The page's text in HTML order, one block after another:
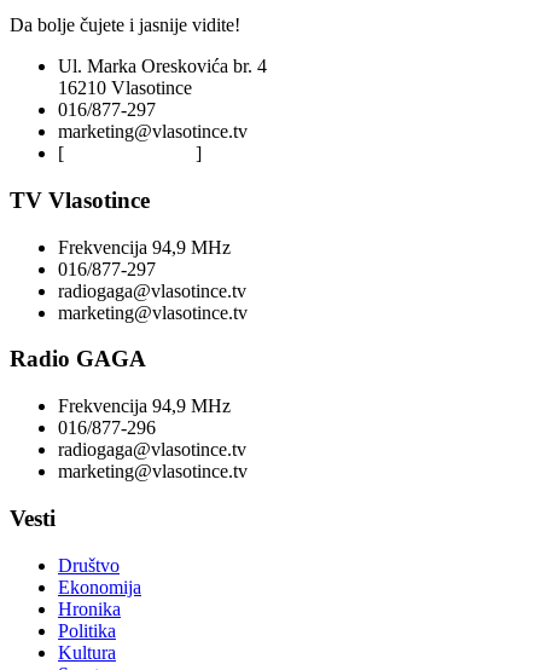
Da bolje čujete i jasnije vidite!
Ul. Marka Oreskovića br. 4
16210 Vlasotince
016/877-297
marketing@vlasotince.tv
[
]
TV Vlasotince
Frekvencija 94,9 MHz
016/877-297
radiogaga@vlasotince.tv
marketing@vlasotince.tv
Radio GAGA
Frekvencija 94,9 MHz
016/877-296
radiogaga@vlasotince.tv
marketing@vlasotince.tv
Vesti
Društvo
Ekonomija
Hronika
Politika
Kultura